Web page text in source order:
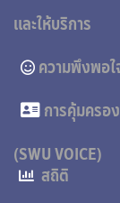
และให้บริการ
ความพึงพอใ
การคุ้มครอ
(SWU VOICE)
สถิติ